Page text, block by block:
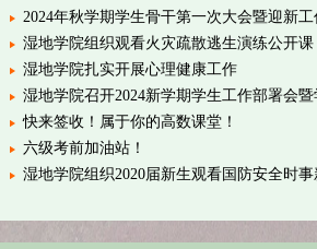
2024年秋学期学生骨干第一次大会暨迎新
湿地学院组织观看火灾疏散逃生演练公开课
湿地学院扎实开展心理健康工作
湿地学院召开2024新学期学生工作部署会
快来签收！属于你的高数课堂！
六级考前加油站！
湿地学院组织2020届新生观看国防安全时事